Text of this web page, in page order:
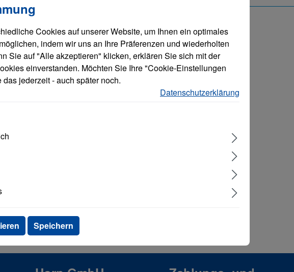
Cookies auf unserer Website, um Ihnen ein optimales
indem wir uns an Ihre Präferenzen und wiederholten
Sie auf "Alle akzeptieren" klicken, erklären Sie sich mit der
einverstanden. Möchten Sie Ihre "Cookie-Einstellungen
jederzeit - auch später noch.
Datenschutzerklärung
Speichern